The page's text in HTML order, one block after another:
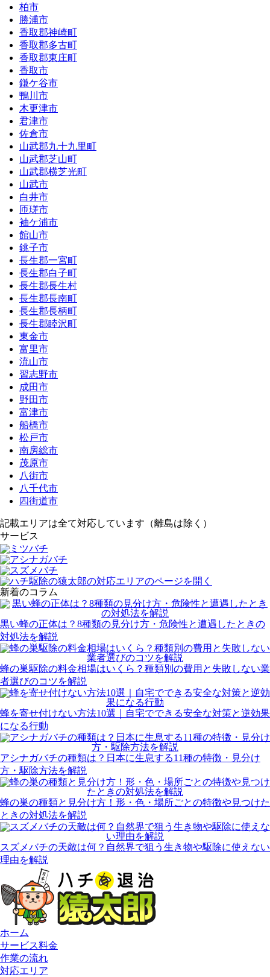
柏市
勝浦市
香取郡神崎町
香取郡多古町
香取郡東庄町
香取市
鎌ケ谷市
鴨川市
木更津市
君津市
佐倉市
山武郡九十九里町
山武郡芝山町
山武郡横芝光町
山武市
白井市
匝瑳市
袖ケ浦市
館山市
銚子市
長生郡一宮町
長生郡白子町
長生郡長生村
長生郡長南町
長生郡長柄町
長生郡睦沢町
東金市
富里市
流山市
習志野市
成田市
野田市
富津市
船橋市
松戸市
南房総市
茂原市
八街市
八千代市
四街道市
記載エリアは全て対応しています（離島は除く）
サービス
新着のコラム
黒い蜂の正体は？8種類の見分け方・危険性と遭遇したときの
対処法を解説
蜂の巣駆除の料金相場はいくら？種類別の費用と失敗しない業
者選びのコツを解説
蜂を寄せ付けない方法10選｜自宅でできる安全な対策と逆効果
になる行動
アシナガバチの種類は？日本に生息する11種の特徴・見分け
方・駆除方法を解説
蜂の巣の種類と見分け方！形・色・場所ごとの特徴や見つけた
ときの対処法を解説
スズメバチの天敵は何？自然界で狙う生き物や駆除に使えない
理由を解説
ホーム
サービス料金
作業の流れ
対応エリア